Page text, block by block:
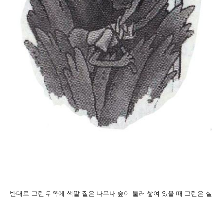
반대로 그린 뒤쪽에 색깔 짙은 나무나 숲이 둘러 쌓여 있을 때 그린은 실